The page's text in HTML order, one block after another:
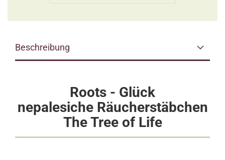
Beschreibung
Roots - Glück
nepalesiche Räucherstäbchen
The Tree of Life